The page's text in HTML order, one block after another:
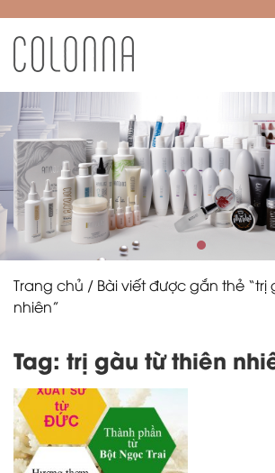
Trang chủ / Bài viết được gắn thẻ “trị
nhiên”
Tag: trị gàu từ thiên